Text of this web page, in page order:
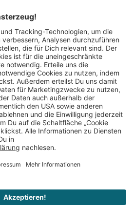
Mitglied im:
AGB Widerrufsbelehrung
Vertrag widerrufen